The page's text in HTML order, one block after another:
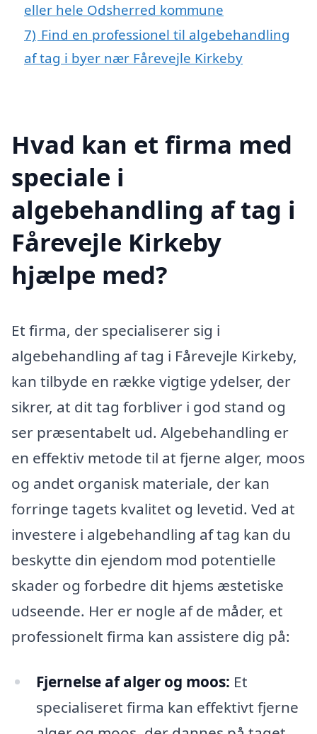
eller hele Odsherred kommune
7) Find en professionel til algebehandling
af tag i byer nær Fårevejle Kirkeby
Hvad kan et firma med
speciale i
algebehandling af tag i
Fårevejle Kirkeby
hjælpe med?
Et firma, der specialiserer sig i
algebehandling af tag i Fårevejle Kirkeby,
kan tilbyde en række vigtige ydelser, der
sikrer, at dit tag forbliver i god stand og
ser præsentabelt ud. Algebehandling er
en effektiv metode til at fjerne alger, moos
og andet organisk materiale, der kan
forringe tagets kvalitet og levetid. Ved at
investere i algebehandling af tag kan du
beskytte din ejendom mod potentielle
skader og forbedre dit hjems æstetiske
udseende. Her er nogle af de måder, et
professionelt firma kan assistere dig på:
Fjernelse af alger og moos: Et
specialiseret firma kan effektivt fjerne